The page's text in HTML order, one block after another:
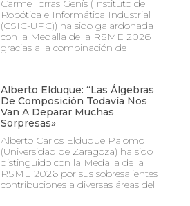
Carme Torras Genís (Instituto de
Robótica e Informática Industrial
(CSIC-UPC)) ha sido galardonada
con la Medalla de la RSME 2026
gracias a la combinación de
Alberto Elduque: “Las Álgebras
De Composición Todavía Nos
Van A Deparar Muchas
Sorpresas»
Alberto Carlos Elduque Palomo
(Universidad de Zaragoza) ha sido
distinguido con la Medalla de la
RSME 2026 por sus sobresalientes
contribuciones a diversas áreas del